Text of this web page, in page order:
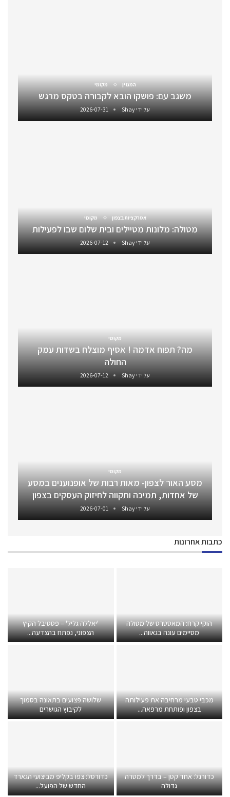
המגזין מקומי
משגב עם: פושקו הובא לקבורה בטקס מרגש
על ידי Shay
2026-07-31
אטרקציות בצפון מקומי
מטולה: מלונות מטיילים ובית שלום שבו לפעילות
על ידי Shay
2026-07-12
מקומי
מה? תפוח אדמה ! אסיף מוצלח בשדות עמק
החולה
על ידי Shay
2026-07-12
מקומי
מסע האור לצפון- מאות רבות של אופנוענים במסע
של אחדות, תמיכה ותקווה לחיזוק העסקים בצפון
על ידי Shay
2026-07-01
כתבות אחרונות
הוקי קרח: המאסטרס של מטולה
מסיימים עונה בגאווה...
'יאללה גליל' – פסטיבל הקיץ
הצפוני, נפתח בהצדעה...
מכבי טבעי מרחיבה את פעילותה
בצפון ופותחת מרפאה...
שלושה פצועים בתאונה בסמוך
לקיבוץ הגושרים
כדורגל: אחד קטן – בדרך למטרה
גדולה
כדורסל: צפו בקליפ מביצועי הגארד
החדש של הפועל...